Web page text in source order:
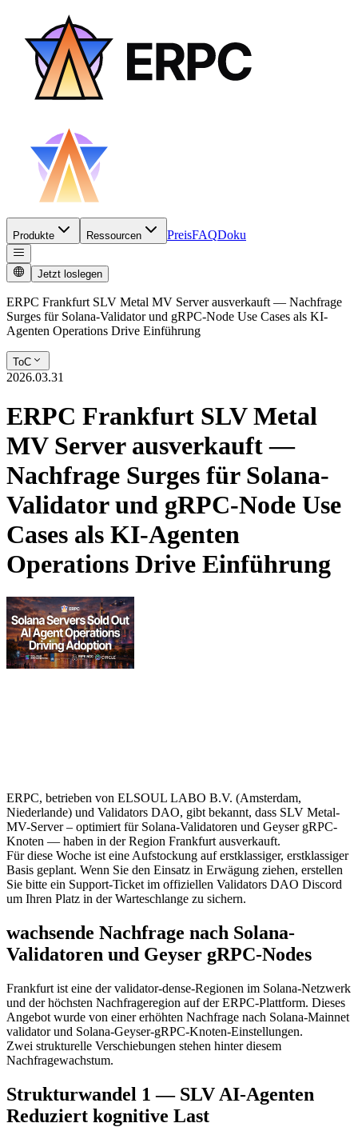
Produkte Ressourcen PreisFAQDoku
Jetzt loslegen
ERPC Frankfurt SLV Metal MV Server ausverkauft — Nachfrage
Surges für Solana-Validator und gRPC-Node Use Cases als KI-
Agenten Operations Drive Einführung
ToC
2026.03.31
ERPC Frankfurt SLV Metal
MV Server ausverkauft —
Nachfrage Surges für Solana-
Validator und gRPC-Node Use
Cases als KI-Agenten
Operations Drive Einführung
ERPC, betrieben von ELSOUL LABO B.V. (Amsterdam,
Niederlande) und Validators DAO, gibt bekannt, dass SLV Metal-
MV-Server – optimiert für Solana-Validatoren und Geyser gRPC-
Knoten — haben in der Region Frankfurt ausverkauft.
Für diese Woche ist eine Aufstockung auf erstklassiger, erstklassiger
Basis geplant. Wenn Sie den Einsatz in Erwägung ziehen, erstellen
Sie bitte ein Support-Ticket im offiziellen Validators DAO Discord
um Ihren Platz in der Warteschlange zu sichern.
wachsende Nachfrage nach Solana-
Validatoren und Geyser gRPC-Nodes
Frankfurt ist eine der validator-dense-Regionen im Solana-Netzwerk
und der höchsten Nachfrageregion auf der ERPC-Plattform. Dieses
Angebot wurde von einer erhöhten Nachfrage nach Solana-Mainnet
validator und Solana-Geyser-gRPC-Knoten-Einstellungen.
Zwei strukturelle Verschiebungen stehen hinter diesem
Nachfragewachstum.
Strukturwandel 1 — SLV AI-Agenten
Reduziert kognitive Last